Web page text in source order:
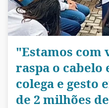
"Estamos com
raspa o cabelo
colega e gesto
de 2 milhões